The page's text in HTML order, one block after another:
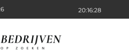
20:16:28